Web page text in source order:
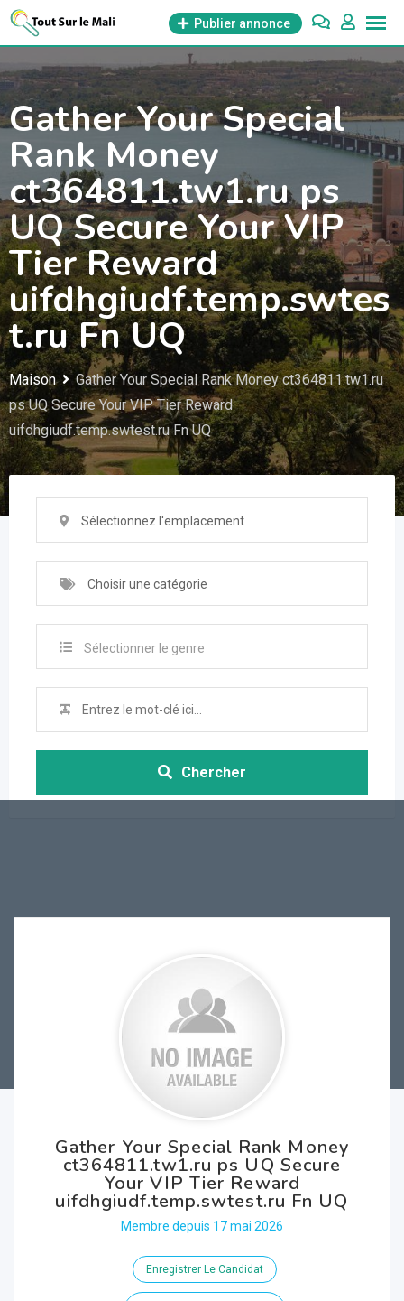
Aller
contenu
Publier annonce
Gather Your Special
Rank Money
ct364811.tw1.ru ps
UQ Secure Your VIP
Tier Reward
uifdhgiudf.temp.swtes
t.ru Fn UQ
Maison
Gather Your Special Rank Money ct364811.tw1.ru
ps UQ Secure Your VIP Tier Reward
uifdhgiudf.temp.swtest.ru Fn UQ
Sélectionnez l'emplacement
Choisir une catégorie
Sélectionner le genre
Chercher
Gather Your Special Rank Money
ct364811.tw1.ru ps UQ Secure
Your VIP Tier Reward
uifdhgiudf.temp.swtest.ru Fn UQ
Membre depuis 17 mai 2026
Enregistrer Le Candidat